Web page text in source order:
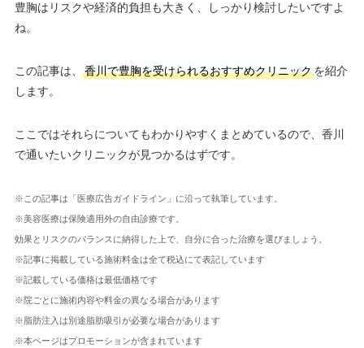
豊胸はリスクや経済的負担も大きく、しっかり検討したいですよ
ね。
この記事は、 香川で豊胸を受けられるおすすめクリニックを紹介
します。
ここではそれらについてもわかりやすくまとめているので、香川
で通いたいクリニックが見つかるはずです。
※この記事は「医療広告ガイドライン」に沿って執筆しています。
※美容医療は保険適用外の自由診療です。
効果とリスクのバランスに納得した上で、自分に合った治療を選びましょう。
※記事に掲載している施術料金は全て税込にて表記しています
※記載している価格は最低価格です
※院ごとに施術内容や料金の異なる場合があります
※脂肪注入は別途脂肪吸引が必要な場合があります
※本ページはプロモーションが含まれています